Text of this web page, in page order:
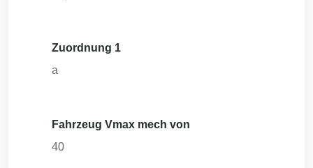
Zuordnung 1
a
Fahrzeug Vmax mech von
40